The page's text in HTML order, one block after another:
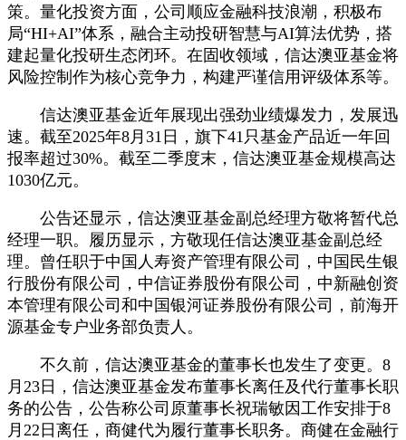
策。量化投资方面，公司顺应金融科技浪潮，积极布
局“HI+AI”体系，融合主动投研智慧与AI算法优势，搭
建起量化投研生态闭环。在固收领域，信达澳亚基金将
风险控制作为核心竞争力，构建严谨信用评级体系等。
信达澳亚基金近年展现出强劲业绩爆发力，发展迅
速。截至2025年8月31日，旗下41只基金产品近一年回
报率超过30%。截至二季度末，信达澳亚基金规模高达
1030亿元。
公告还显示，信达澳亚基金副总经理方敬将暂代总
经理一职。履历显示，方敬现任信达澳亚基金副总经
理。曾任职于中国人寿资产管理有限公司，中国民生银
行股份有限公司，中信证券股份有限公司，中新融创资
本管理有限公司和中国银河证券股份有限公司，前海开
源基金专户业务部负责人。
不久前，信达澳亚基金的董事长也发生了变更。8
月23日，信达澳亚基金发布董事长离任及代行董事长职
务的公告，公告称公司原董事长祝瑞敏因工作安排于8
月22日离任，商健代为履行董事长职务。商健在金融行